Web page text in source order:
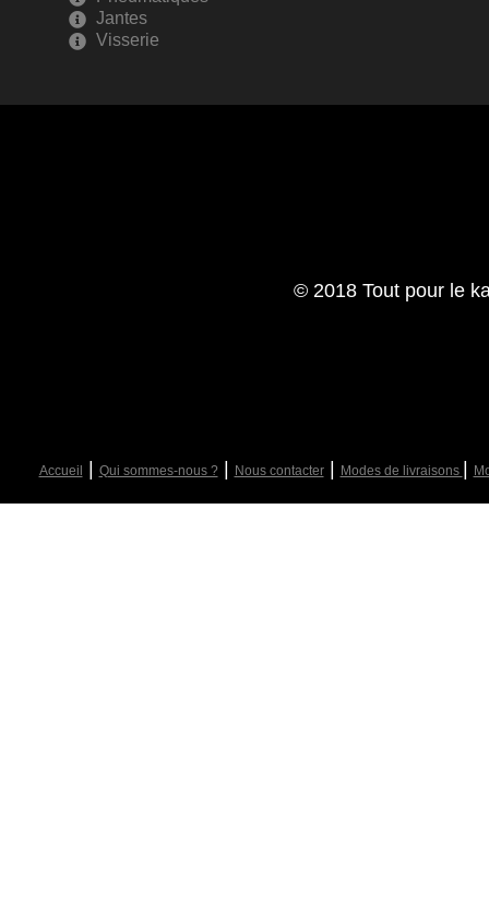
Jantes
Visserie
© 2018 Tout pour le
Accueil Qui sommes-nous ?| Nous contacter| Modes de livraisons